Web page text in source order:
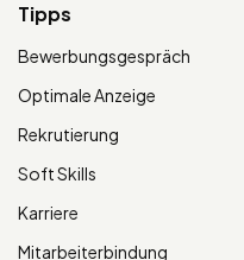
Tipps
Bewerbungsgespräch
Optimale Anzeige
Rekrutierung
Soft Skills
Karriere
Mitarbeiterbindung